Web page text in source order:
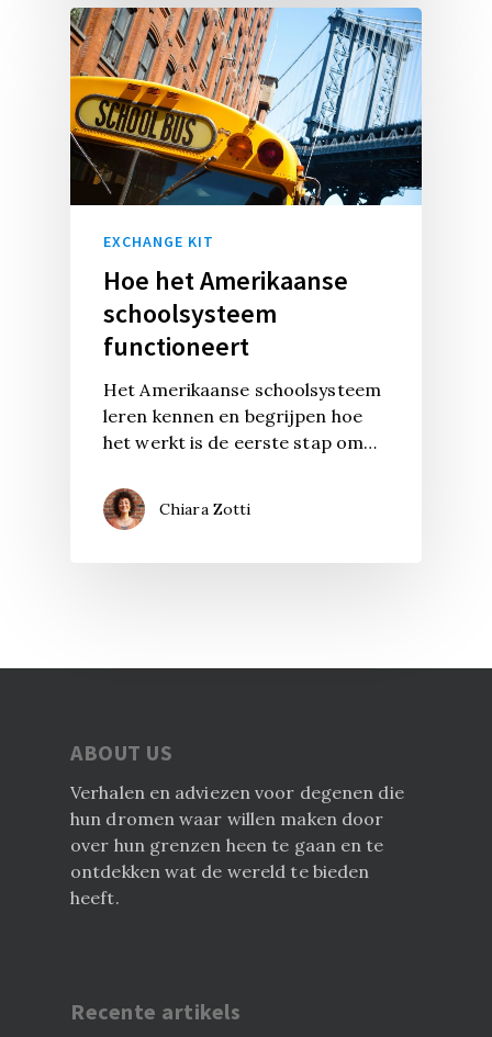
EXCHANGE KIT
Hoe het Amerikaanse
schoolsysteem
functioneert
Het Amerikaanse schoolsysteem
leren kennen en begrijpen hoe
het werkt is de eerste stap om…
Chiara Zotti
ABOUT US
Verhalen en adviezen voor degenen die
hun dromen waar willen maken door
over hun grenzen heen te gaan en te
ontdekken wat de wereld te bieden
heeft.
Recente artikels